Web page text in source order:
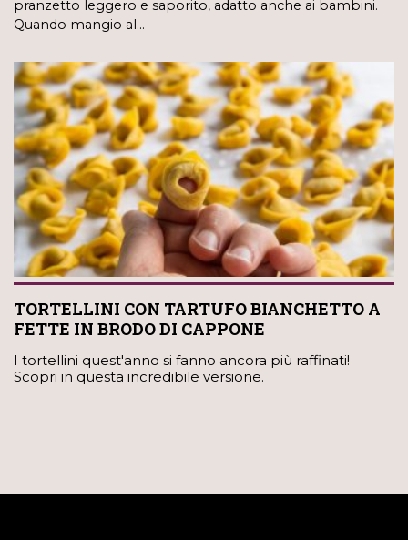
pranzetto leggero e saporito, adatto anche ai bambini.
Quando mangio al…
TORTELLINI CON TARTUFO BIANCHETTO A
FETTE IN BRODO DI CAPPONE
I tortellini quest'anno si fanno ancora più raffinati!
Scopri in questa incredibile versione.